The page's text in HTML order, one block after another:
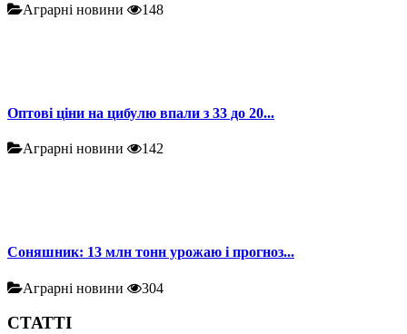
Аграрні новини 148
Оптові ціни на цибулю впали з 33 до 20...
Аграрні новини 142
Соняшник: 13 млн тонн урожаю і прогноз...
Аграрні новини 304
СТАТТІ